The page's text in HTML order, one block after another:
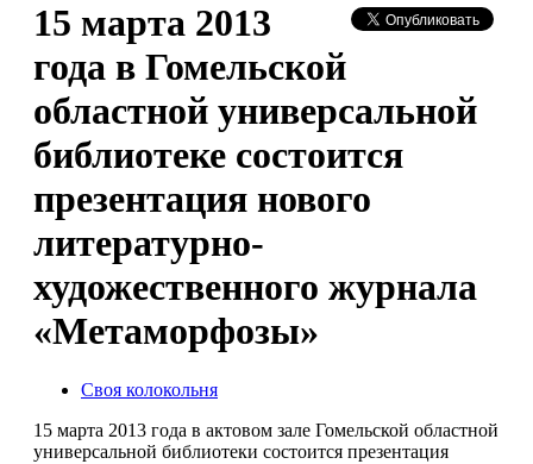
15 марта 2013
года в Гомельской
областной универсальной
библиотеке состоится
презентация нового
литературно-
художественного журнала
«Метаморфозы»
Своя колокольня
15 марта 2013 года в актовом зале Гомельской областной
универсальной библиотеки состоится презентация